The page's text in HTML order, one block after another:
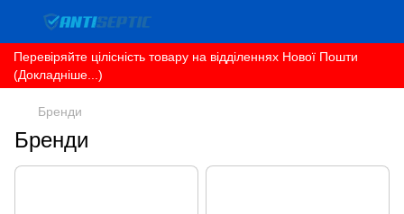
Перевіряйте цілісність товару на відділеннях Нової Пошти
(Докладніше...)
Бренди
Бренди